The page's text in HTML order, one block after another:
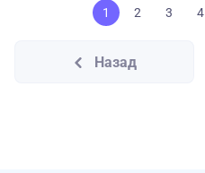
1 2 3 4
Назад